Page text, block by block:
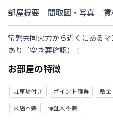
部屋概要 間取図・写真 賃
常磐共同火力から近くにある
あり（空き要確認）！
お部屋の特徴
駐車場付き ポイント獲得 敷金
来店不要
保証人不要